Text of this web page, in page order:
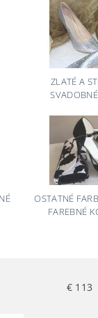
ZLATÉ A
OSTATNÉ
FAREBNÉ
€ 113